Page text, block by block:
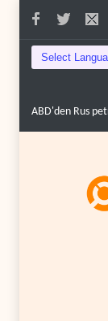
100'e varan g�..